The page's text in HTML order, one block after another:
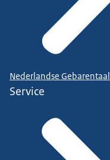
Nederlandse Gebarentaal
Service